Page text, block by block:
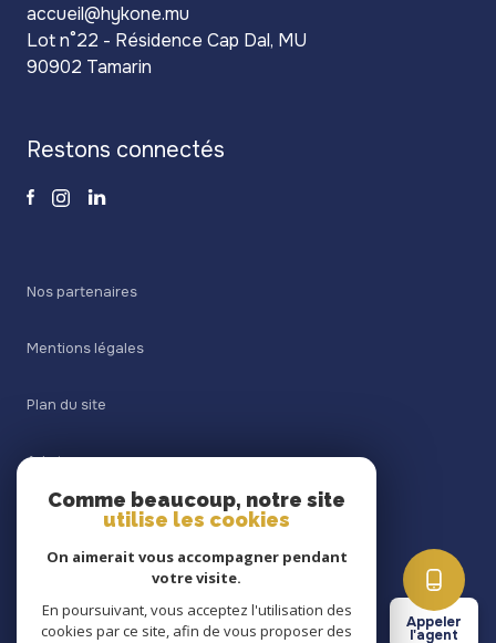
Appeler
l'agent
accueil@hykone.mu
Lot n°22 - Résidence Cap Dal, MU
90902 Tamarin
restons connectés
Nos partenaires
Mentions légales
Plan du site
Admin
Nos honoraires
Cookies
Comme beaucoup, notre site
utilise les cookies
On aimerait vous accompagner pendant
votre visite.
En poursuivant, vous acceptez l'utilisation des
cookies par ce site, afin de vous proposer des